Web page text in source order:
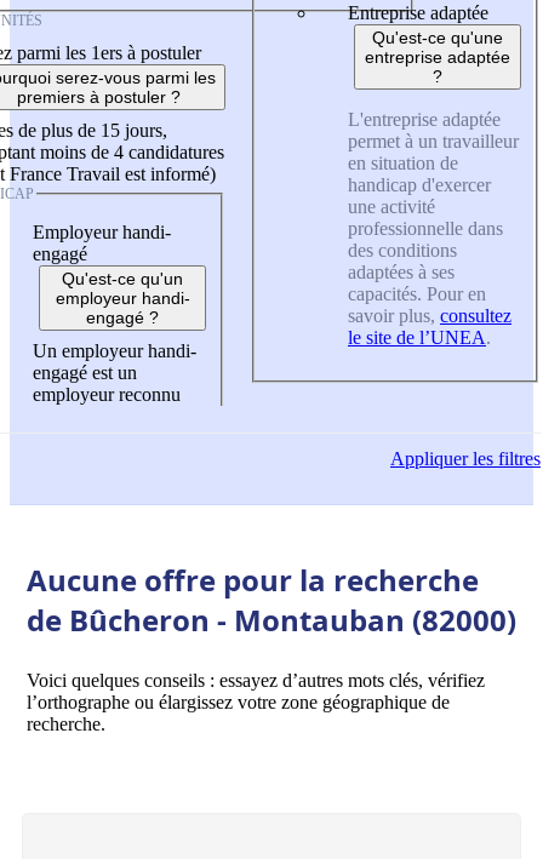
parmi les 1ers à postuler
serez-vous parmi les
premiers à postuler ?
de plus de 15 jours,
moins de 4 candidatures
France Travail est informé)
Employeur handi-
engagé
Qu'est-ce qu'un
employeur handi-
engagé ?
Un employeur handi-
engagé est un
employeur reconnu
Entreprise adaptée
Qu'est-ce qu'une
entreprise adaptée
?
L'entreprise adaptée
permet à un travailleur
en situation de
handicap d'exercer
une activité
professionnelle dans
des conditions
adaptées à ses
capacités. Pour en
savoir plus, consultez
le site de l’UNEA.
Appliquerles filtres
Aucune offre pour la recherche
de Bûcheron - Montauban (82000)
Voici quelques conseils : essayez d’autres mots clés, vérifiez
l’orthographe ou élargissez votre zone géographique de
recherche.